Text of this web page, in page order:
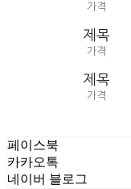
가격
제목
가격
제목
가격
페이스북
카카오톡
네이버 블로그